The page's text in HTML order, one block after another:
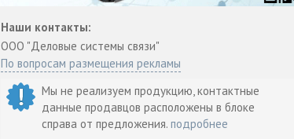
Наши контакты:
ООО "Деловые системы связи"
По вопросам размещения рекламы
Мы не реализуем продукцию, контактные
данные продавцов расположены в блоке
справа от предложения.подробнее